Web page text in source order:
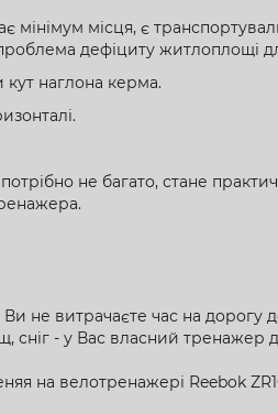
місця, є
дефіциту житлоплощі
кут наглона керма.
не багато, стане
не витрачаєте час на дорогу
сніг - у Вас власний тренажер
на велотренажері Reebok